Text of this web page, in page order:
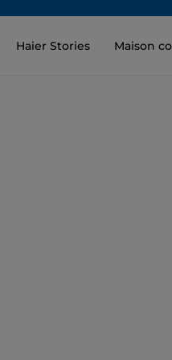
Haier Stories Maison